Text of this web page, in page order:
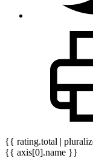
{{ rating.total |
{{ axis[0].name }}